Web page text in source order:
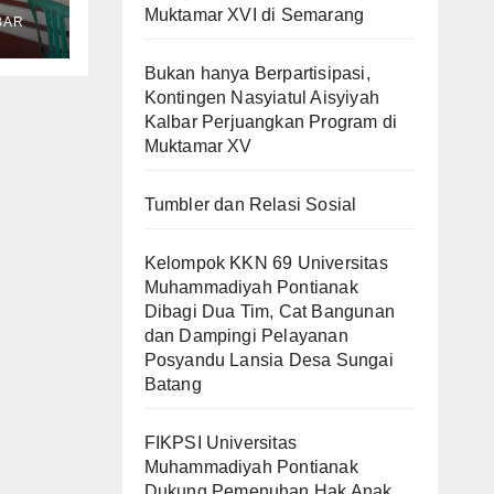
Muktamar XVI di Semarang
Bukan hanya Berpartisipasi,
Kontingen Nasyiatul Aisyiyah
Kalbar Perjuangkan Program di
Muktamar XV
Tumbler dan Relasi Sosial
Kelompok KKN 69 Universitas
Muhammadiyah Pontianak
Dibagi Dua Tim, Cat Bangunan
dan Dampingi Pelayanan
Posyandu Lansia Desa Sungai
Batang
FIKPSI Universitas
Muhammadiyah Pontianak